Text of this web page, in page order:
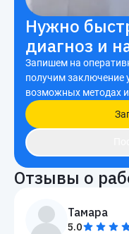
Нужно
диагноз и
Запишем на
получим заключение
возможных методах
Отзывы о
Тамара
5.0